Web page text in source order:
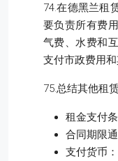
74.在德黑兰租
要负责所有费
气费、水费和
支付市政费用和
75.总结其他租
租金支付
合同期限
支付货币